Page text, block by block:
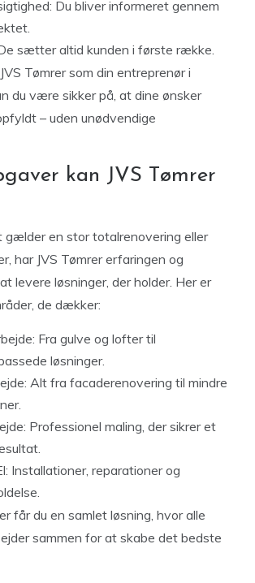
Du bliver informeret gennem
sætter altid kunden i første række.
Tømrer som din entreprenør i
du være sikker på, at dine ønsker
– uden unødvendige
kan JVS Tømrer
gælder en stor totalrenovering eller
har JVS Tømrer erfaringen og
levere løsninger, der holder. Her er
de dækker:
Fra gulve og lofter til
løsninger.
Alt fra facaderenovering til mindre
Professionel maling, der sikrer et
Installationer, reparationer og
får du en samlet løsning, hvor alle
sammen for at skabe det bedste